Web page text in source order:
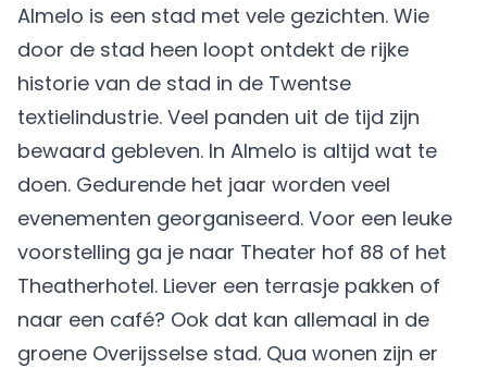
Almelo is een stad met vele gezichten. Wie
door de stad heen loopt ontdekt de rijke
historie van de stad in de Twentse
textielindustrie. Veel panden uit de tijd zijn
bewaard gebleven. In Almelo is altijd wat te
doen. Gedurende het jaar worden veel
evenementen georganiseerd. Voor een leuke
voorstelling ga je naar Theater hof 88 of het
Theatherhotel. Liever een terrasje pakken of
naar een café? Ook dat kan allemaal in de
groene Overijsselse stad. Qua wonen zijn er